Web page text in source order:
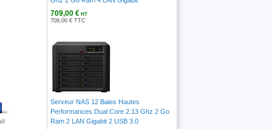
709,00 €HT
709,00 € TTC
Serveur NAS 12 Baies Hautes
Performances Dual Core 2.13 Ghz 2 Go
Ram 2 LAN Gigabit 2 USB 3.0